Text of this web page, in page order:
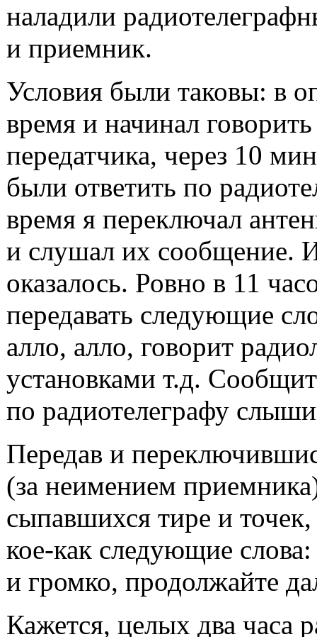
наладили
и приемник.
Условия были таковы: в
время и начинал
передатчика, через 10
были ответить по
время я переключал
и слушал их сообщение.
оказалось. Ровно в 11
передавать следующие
алло, алло, говорит
установками т.д.
по радиотелеграфу
Передав и
(за неимением
сыпавшихся тире и точек,
кое-как следующие
и громко, продолжайте
Кажется, целых два часа